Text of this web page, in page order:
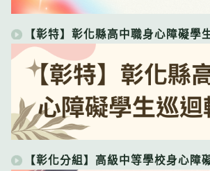
【彰特】彰化縣高中職身心障礙學
【彰化分組】高級中等學校身心障